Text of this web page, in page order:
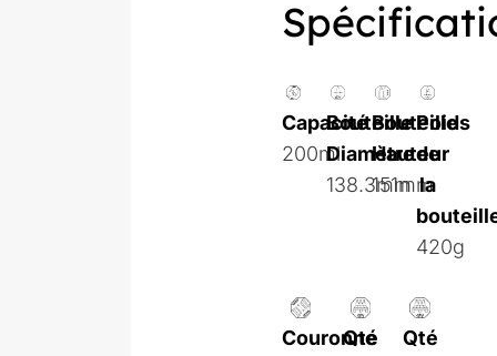
Capacité
200ml
Bouteille
Diamètre
138.3mm
Bouteille
Hauteur
151mm
Poids
de
la
420g
Couronne
Qté
Qté